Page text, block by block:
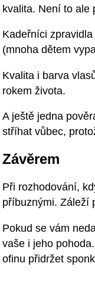
kvalita. Není to ale
Kadeřníci
(mnoha dětem
Kvalita i barva
rokem života.
A ještě jedna
stříhat vůbec,
Závěrem
Při rozhodování,
příbuznými. Záleží
Pokud se vám
vaše i jeho
ofinu přidržet